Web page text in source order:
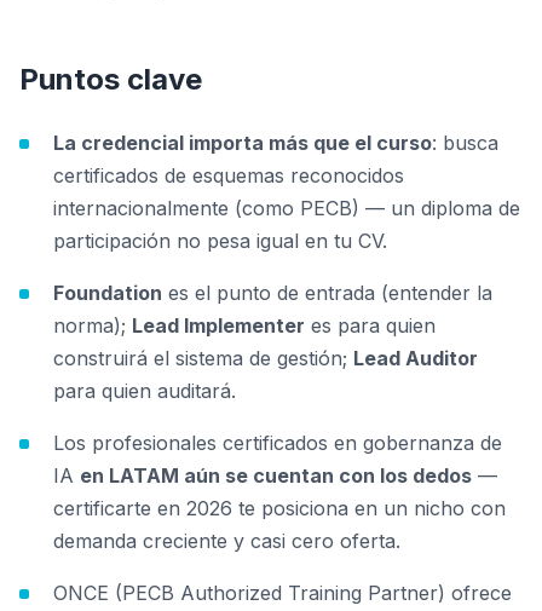
Puntos clave
La credencial importa más que el curso: busca
certificados de esquemas reconocidos
internacionalmente (como PECB) — un diploma de
participación no pesa igual en tu CV.
Foundation es el punto de entrada (entender la
norma); Lead Implementer es para quien
construirá el sistema de gestión; Lead Auditor
para quien auditará.
Los profesionales certificados en gobernanza de
IA en LATAM aún se cuentan con los dedos —
certificarte en 2026 te posiciona en un nicho con
demanda creciente y casi cero oferta.
ONCE (PECB Authorized Training Partner) ofrece